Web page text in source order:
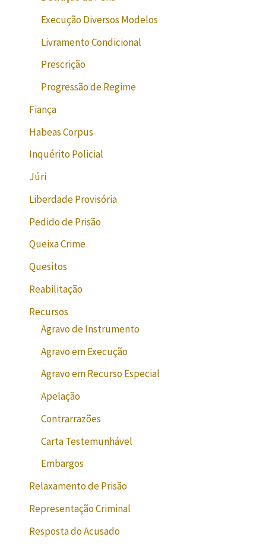
Execução Diversos Modelos
Livramento Condicional
Prescrição
Progressão de Regime
Fiança
Habeas Corpus
Inquérito Policial
Júri
Liberdade Provisória
Pedido de Prisão
Queixa Crime
Quesitos
Reabilitação
Recursos
Agravo de Instrumento
Agravo em Execução
Agravo em Recurso Especial
Apelação
Contrarrazões
Carta Testemunhável
Embargos
Relaxamento de Prisão
Representação Criminal
Resposta do Acusado